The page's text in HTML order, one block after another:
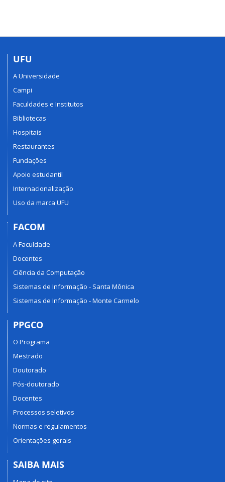
UFU
A Universidade
Campi
Faculdades e Institutos
Bibliotecas
Hospitais
Restaurantes
Fundações
Apoio estudantil
Internacionalização
Uso da marca UFU
FACOM
A Faculdade
Docentes
Ciência da Computação
Sistemas de Informação - Santa Mônica
Sistemas de Informação - Monte Carmelo
PPGCO
O Programa
Mestrado
Doutorado
Pós-doutorado
Docentes
Processos seletivos
Normas e regulamentos
Orientações gerais
SAIBA MAIS